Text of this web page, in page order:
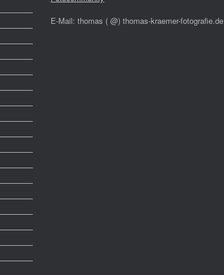
E-Mail: thomas ( @) thomas-kraemer-fotografie.de